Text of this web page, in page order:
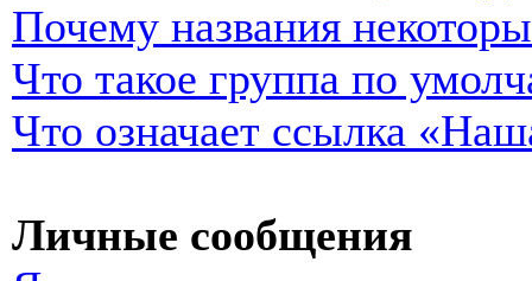
Почему названия
Что такое группа по
Что означает ссылка
Личные сообщения